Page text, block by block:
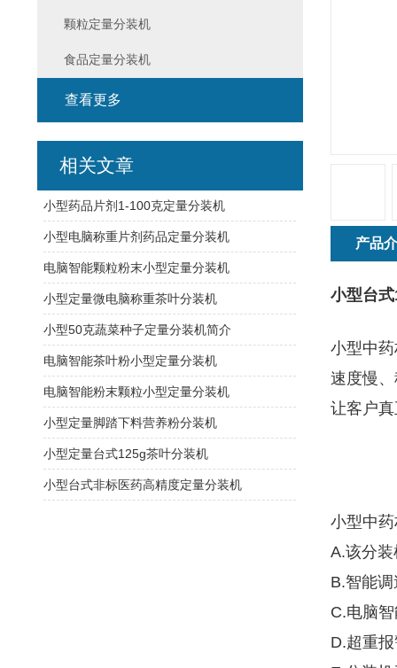
产品
小型台
小型中
速度慢
让客户
小型中
A.该分
B.智能
C.电脑
D.超重
颗粒定量分装机
食品定量分装机
查看更多
相关文章
小型药品片剂1-100克定量分装机
小型电脑称重片剂药品定量分装机
电脑智能颗粒粉末小型定量分装机
小型定量微电脑称重茶叶分装机
小型50克蔬菜种子定量分装机简介
电脑智能茶叶粉小型定量分装机
电脑智能粉末颗粒小型定量分装机
小型定量脚踏下料营养粉分装机
小型定量台式125g茶叶分装机
小型台式非标医药高精度定量分装机